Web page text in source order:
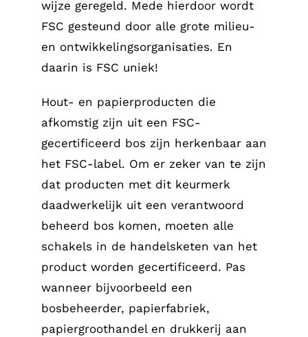
wijze geregeld. Mede hierdoor wordt
FSC gesteund door alle grote milieu-
en ontwikkelingsorganisaties. En
daarin is FSC uniek!
Hout- en papierproducten die
afkomstig zijn uit een FSC-
gecertificeerd bos zijn herkenbaar aan
het FSC-label. Om er zeker van te zijn
dat producten met dit keurmerk
daadwerkelijk uit een verantwoord
beheerd bos komen, moeten alle
schakels in de handelsketen van het
product worden gecertificeerd. Pas
wanneer bijvoorbeeld een
bosbeheerder, papierfabriek,
papiergroothandel en drukkerij aan